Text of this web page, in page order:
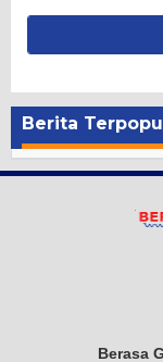
Berita
Berasa